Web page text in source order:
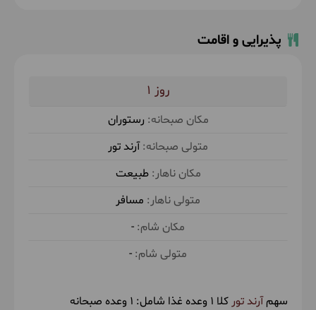
پذیرایی و اقامت
1
رستوران
آرند تور
طبیعت
مسافر
-
-
سهمآرند تور کلا 1 وعده غذا شامل:
1 وعده صبحانه